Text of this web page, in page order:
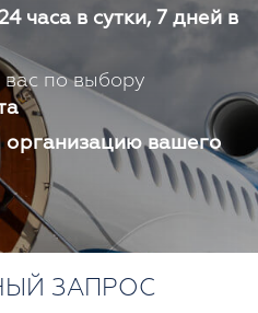
часа в сутки, 7 дней в
по выбору
организацию вашего
ЗАПРОС